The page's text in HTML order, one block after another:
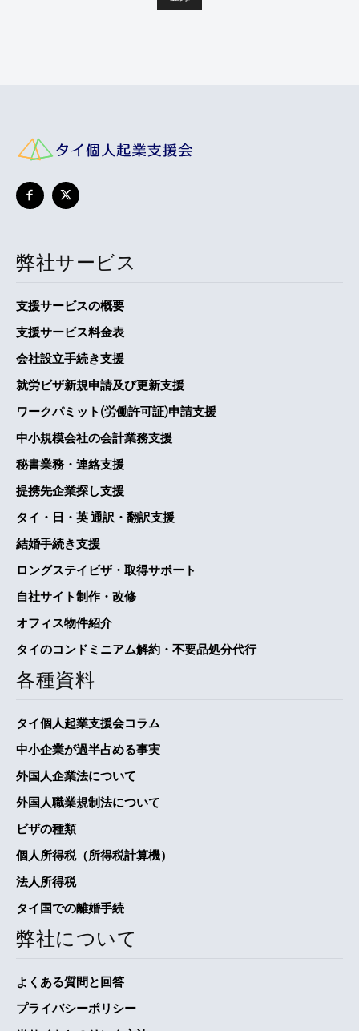
弊社サービス
支援サービスの概要
支援サービス料金表
会社設立手続き支援
就労ビザ新規申請及び更新支援
ワークパミット(労働許可証)申請支援
中小規模会社の会計業務支援
秘書業務・連絡支援
提携先企業探し支援
タイ・日・英 通訳・翻訳支援
結婚手続き支援
ロングステイビザ・取得サポート
自社サイト制作・改修
オフィス物件紹介
タイのコンドミニアム解約・不要品処分代行
各種資料
タイ個人起業支援会コラム
中小企業が過半占める事実
外国人企業法について
外国人職業規制法について
ビザの種類
個人所得税（所得税計算機）
法人所得税
タイ国での離婚手続
弊社について
よくある質問と回答
プライバシーポリシー